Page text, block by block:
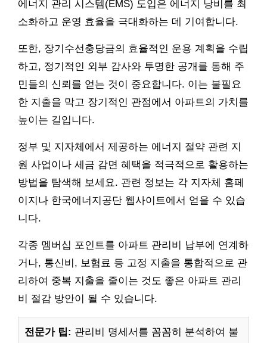
에너지 관리 시스템(EMS) 도입은 에너지 낭비를 최
소화하고 운영 효율을 극대화하는 데 기여합니다.
또한, 장기수선충당금의 효율적인 운용 계획을 수립
하고, 정기적인 외부 감사와 투명한 공개를 통해 주
민들의 신뢰를 얻는 것이 중요합니다. 이는 불필요
한 지출을 막고 장기적인 관점에서 아파트의 가치를
높이는 길입니다.
정부 및 지자체에서 제공하는 에너지 절약 관련 지
원 사업이나 세금 감면 혜택을 적극적으로 활용하는
방법을 탐색해 보세요. 관련 정보는 각 지자체 홈페
이지나 한국에너지공단 웹사이트에서 얻을 수 있습
니다.
각종 멤버십 포인트를 아파트 관리비 납부에 연계하
거나, 통신비, 보험료 등 고정 지출을 통합적으로 관
리하여 중복 지출을 줄이는 것도 좋은 아파트 관리
비 절감 방안이 될 수 있습니다.
전문가 팁: 관리비 명세서를 꼼꼼히 분석하여 불